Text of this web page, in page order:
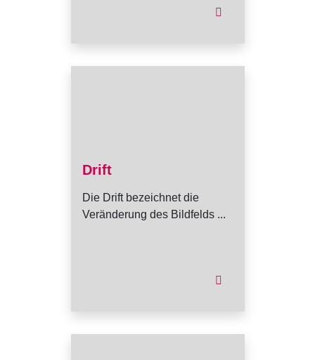
Drift
Die Drift bezeichnet die
Veränderung des Bildfelds ...